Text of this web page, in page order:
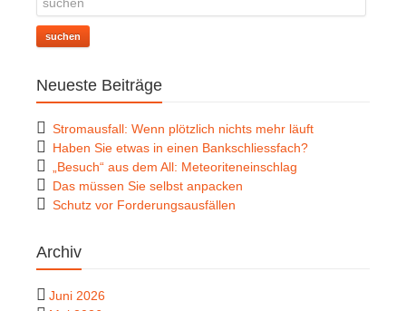
suchen
Neueste Beiträge
Stromausfall: Wenn plötzlich nichts mehr läuft
Haben Sie etwas in einen Bankschliessfach?
„Besuch“ aus dem All: Meteoriteneinschlag
Das müssen Sie selbst anpacken
Schutz vor Forderungsausfällen
Archiv
Juni 2026